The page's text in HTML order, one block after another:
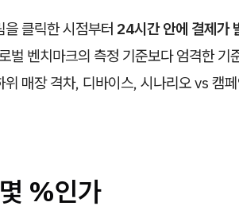
클릭한 시점부터 24시간 안에 결제가
치마크의 측정 기준보다 엄격한 기
매장 격차, 디바이스, 시나리오 vs 캠
%인가